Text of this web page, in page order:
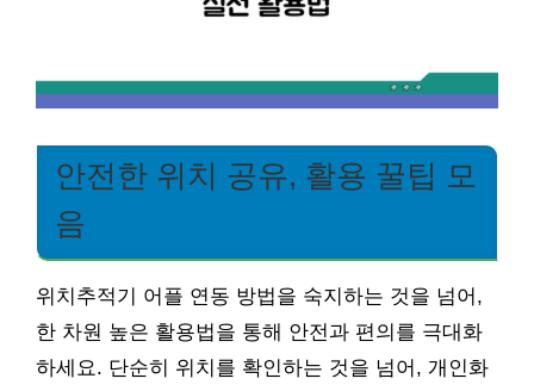
안전한 위치 공유, 활용 꿀팁 모
음
위치추적기 어플 연동 방법을 숙지하는 것을 넘어,
한 차원 높은 활용법을 통해 안전과 편의를 극대화
하세요. 단순히 위치를 확인하는 것을 넘어, 개인화